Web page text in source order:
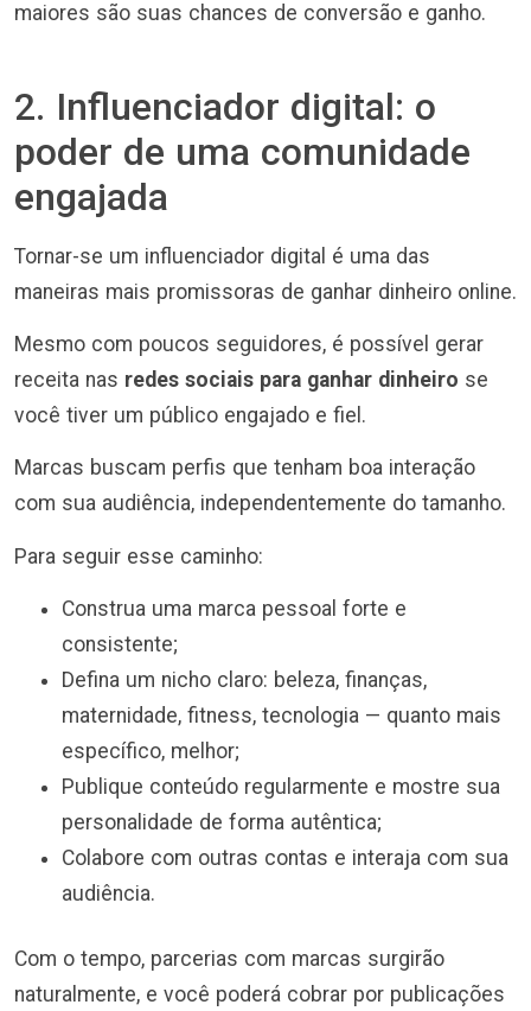
maiores são suas chances de conversão e ganho.
2. Influenciador digital: o
poder de uma comunidade
engajada
Tornar-se um influenciador digital é uma das
maneiras mais promissoras de ganhar dinheiro online.
Mesmo com poucos seguidores, é possível gerar
receita nas redes sociais para ganhar dinheiro se
você tiver um público engajado e fiel.
Marcas buscam perfis que tenham boa interação
com sua audiência, independentemente do tamanho.
Para seguir esse caminho:
Construa uma marca pessoal forte e
consistente;
Defina um nicho claro: beleza, finanças,
maternidade, fitness, tecnologia — quanto mais
específico, melhor;
Publique conteúdo regularmente e mostre sua
personalidade de forma autêntica;
Colabore com outras contas e interaja com sua
audiência.
Com o tempo, parcerias com marcas surgirão
naturalmente, e você poderá cobrar por publicações